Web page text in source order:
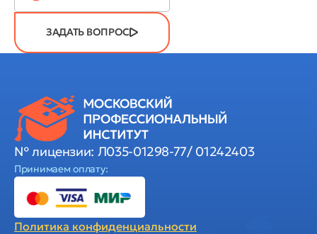
ЗАДАТЬ ВОПРОС
№ лицензии: Л035-01298-77/ 01242403
Принимаем оплату:
Политика конфиденциальности